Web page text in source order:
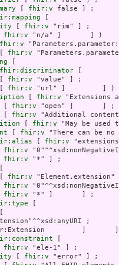
[ fhir:v false ] ;
[ fhir:v
fhir:v
fhir:v
fhir:v
[
fhir:discriminator
fhir:v
fhir:v
[ fhir:v
[ fhir:v
[ fhir:v
[ fhir:v
[ fhir:v "There can be
[ fhir:v
fhir:v
fhir:v
fhir:v
fhir:v
fhir:v "*" ]       ] ;
]
fhir:v
[ fhir:v